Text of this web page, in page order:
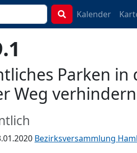
Kalender
Parken in
Weg verhindern
Bezirksversammlung